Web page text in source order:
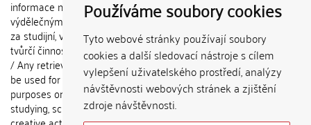
Používáme soubory cookies
Tyto webové stránky používají soubory
cookies a další sledovací nástroje s cílem
vylepšení uživatelského prostředí, analýzy
návštěvnosti webových stránek a zjištění
zdroje návštěvnosti.
informace nemohou být použity k
výdělečným účelům nebo vydávány
za studijní, vědeckou nebo jinou
tvůrčí činnost jiné osoby než autora.
/ Any retrieved information shall not
be used for any commercial
purposes or claimed as results of
studying, scientific or any other